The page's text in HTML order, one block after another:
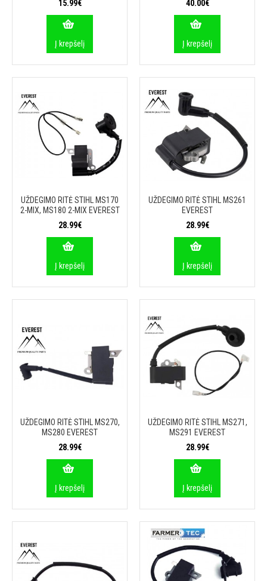
15.99€
Į krepšelį
40.00€
Į krepšelį
UŽDEGIMO RITĖ STIHL MS170
2-MIX, MS180 2-MIX EVEREST
28.99€
Į krepšelį
UŽDEGIMO RITĖ STIHL MS261
EVEREST
28.99€
Į krepšelį
UŽDEGIMO RITĖ STIHL MS270,
MS280 EVEREST
28.99€
Į krepšelį
UŽDEGIMO RITĖ STIHL MS271,
MS291 EVEREST
28.99€
Į krepšelį